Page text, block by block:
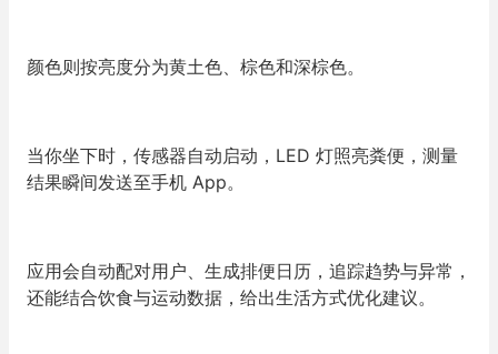
颜色则按亮度分为黄土色、棕色和深棕色。
当你坐下时，传感器自动启动，LED 灯照亮粪便，测量
结果瞬间发送至手机 App。
应用会自动配对用户、生成排便日历，追踪趋势与异常，
还能结合饮食与运动数据，给出生活方式优化建议。